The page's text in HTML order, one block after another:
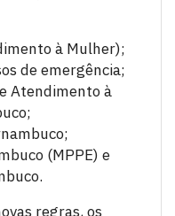
à Mulher);
de emergência;
Atendimento à
(MPPE) e
regras, os